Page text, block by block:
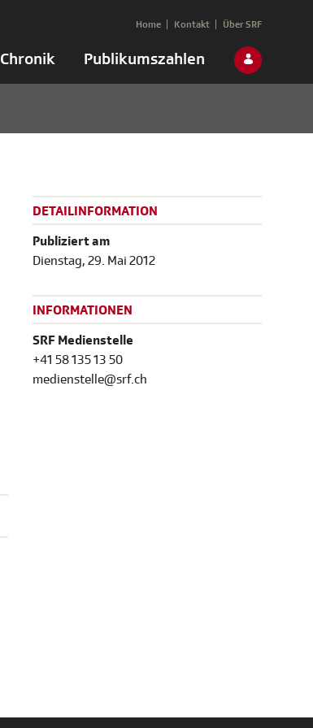
Chronik Publikumszahlen
Home Kontakt Über SRF
DETAILINFORMATION
Publiziert am
Dienstag, 29. Mai 2012
INFORMATIONEN
SRF Medienstelle
+41 58 135 13 50
medienstelle@srf.ch